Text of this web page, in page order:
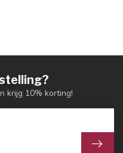
krijg 10% korting!